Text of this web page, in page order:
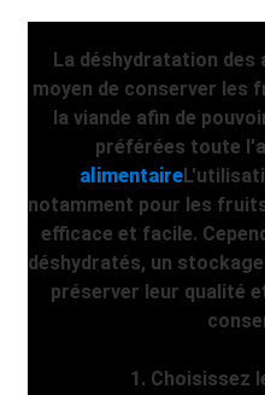
La déshydratation
moyen de conserver les
la viande afin de
préférées toute
alimentaire
notamment pour les
efficace et facile.
déshydratés, un
préserver leur qualité
1. Choisissez